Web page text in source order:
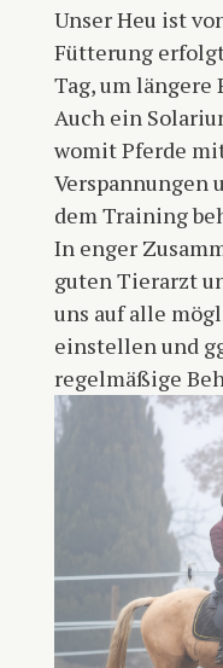
Unser Heu ist
Fütterung
Tag, um längere
Auch ein
womit Pferde
Verspannungen
dem Training
In enger
guten Tierarzt
uns auf alle
einstellen und
regelmäßige